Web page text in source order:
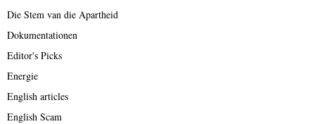
Die Stem van die Apartheid
Dokumentationen
Editor's Picks
Energie
English articles
English Scam